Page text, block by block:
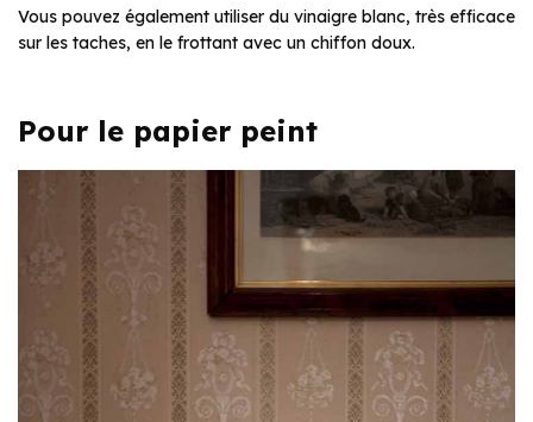
Vous pouvez également utiliser du vinaigre blanc, très efficace
sur les taches, en le frottant avec un chiffon doux.
Pour le papier peint